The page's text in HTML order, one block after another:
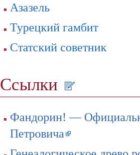
Азазель
Турецкий гамбит
Статский советник
Ссылки
Фандорин! —
Петровича